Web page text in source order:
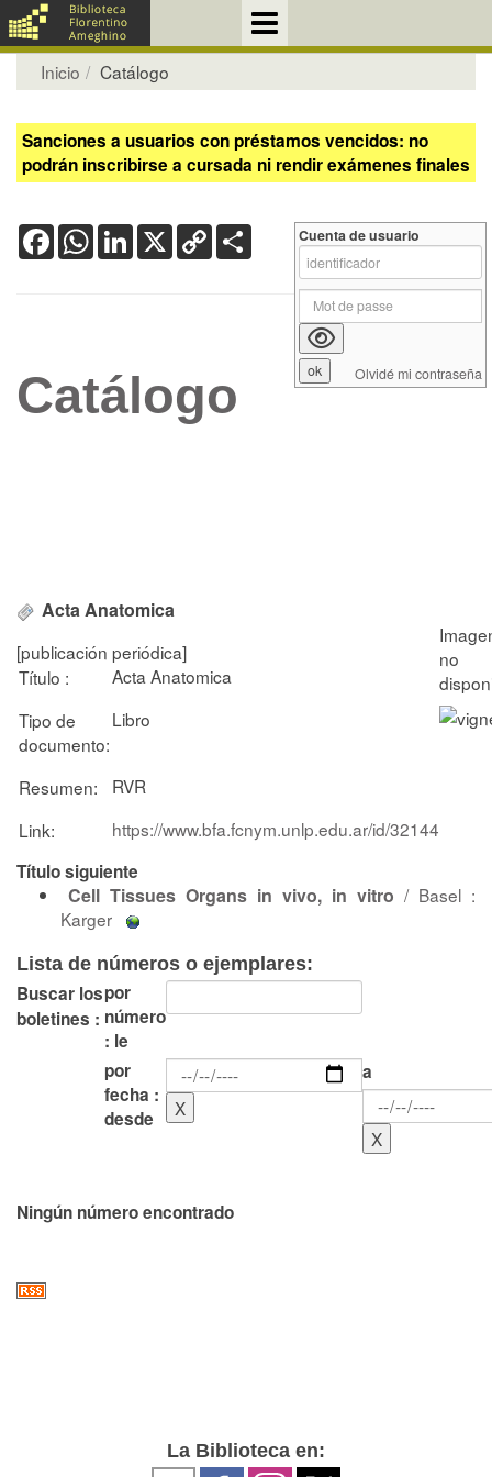
Inicio Catálogo
Sanciones a usuarios con préstamos vencidos: no
podrán inscribirse a cursada ni rendir exámenes finales
FacebookWhatsApp
LinkedIn
X Copy
Link
Catálogo
Acta Anatomica
[publicación periódica]
Título :
Acta Anatomica
Tipo de
documento:
Libro
Resumen:
RVR
Link:
https://www.bfa.fcnym.unlp.edu.ar/id/32144
Título siguiente
Cell Tissues Organs in vivo, in vitro / Basel :
Karger
Lista de números o ejemplares:
Buscar los
boletines :
por
número
: le
por
fecha :
desde
a
Ningún número encontrado
Cuenta de usuario
Olvidé mi contraseña
La Biblioteca en: